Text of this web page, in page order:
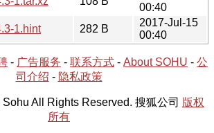
00:40
1.hint
282 B
2017-Jul-15
00:40
- 广告服务 - 联系方式 - About SOHU - 公
司介绍 - 隐私政策
All Rights Reserved. 搜狐公司 版权
所有